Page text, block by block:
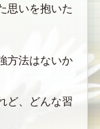
思いを抱いた
方法はないか
ど、どんな習